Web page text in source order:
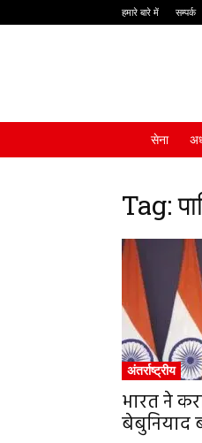
हमारे बारे में सम्पर्क
सेना
Tag:
अंतर्राष्ट्रीय
भारत ने
बेबुनियाद